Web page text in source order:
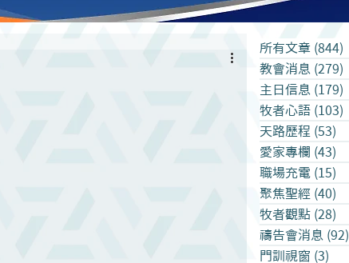
所有文章 (844)
教會消息 (279)
主日信息 (179)
牧者心語 (103)
天路歷程 (53)
愛家專欄 (43)
職場充電 (15)
聚焦聖經 (40)
牧者觀點 (28)
禱告會消息 (92)
門訓視窗 (3)